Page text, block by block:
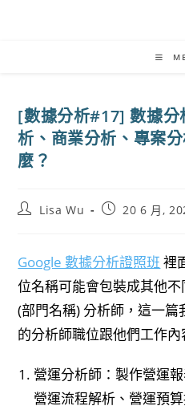
[數據分析#17] 數據分
析、商業分析、專案
麼？
PostLisa Wu
Post20 6 月,
Google 數據分析證照班 裡
位名稱可能會包裝成其他
(部門名稱) 分析師，這一
的分析師職位跟他們工作內
營運分析師：製作營運
營運流程解析、營運預